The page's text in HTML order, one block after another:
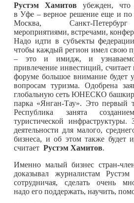
Рустэм Хамитов убежден, что
в Уфе – верное решение еще и
Москва, Санкт-
мероприятиями, встречами,
Надо идти в субъекты
чтобы каждый регион имел свою
– это и имидж, и
привлечение инвестиций,
форуме большое внимание будет
вопросам туризма. Одобрена
глобальную сеть ЮНЕСКО
парка «Янган-Тау». Это первый
Республика занята
туристической инфраструктуры.
деятельности для малого,
бизнеса, и об этом также будет
считает Рустэм Хамитов.
Именно малый бизнес стран-
доказывал журналистам
сотрудничая, сделать очень
надо его поддержать, научить,